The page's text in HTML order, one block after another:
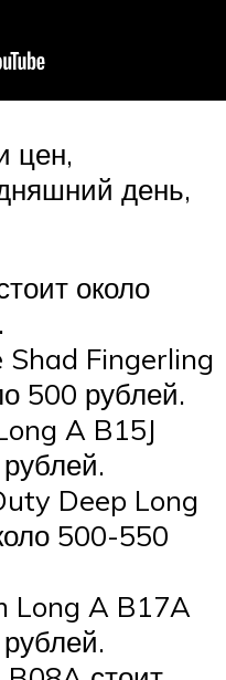
цен,
день,
около
Shad Fingerling
500 рублей.
A B15J
Deep Long
500-550
Long A B17A